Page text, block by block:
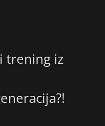
trening iz